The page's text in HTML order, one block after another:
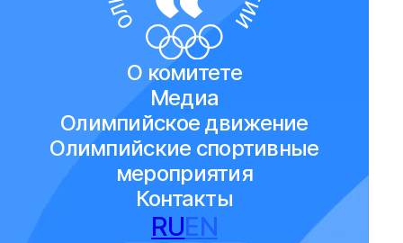
О комитете
Медиа
Олимпийское движение
Олимпийские спортивные
мероприятия
Контакты
RUEN